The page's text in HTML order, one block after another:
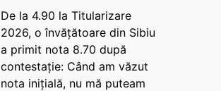
De la 4.90 la Titularizare
2026, o învățătoare din Sibiu
a primit nota 8.70 după
contestație: Când am văzut
nota inițială, nu mă puteam